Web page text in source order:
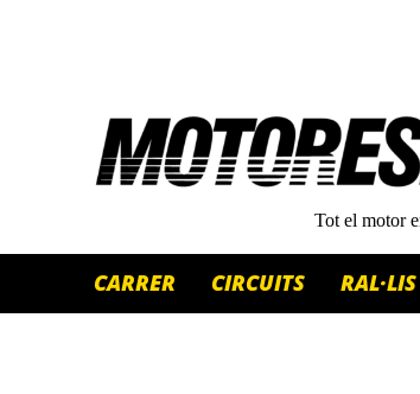
Tot el motor
CARRER CIRCUITS RAL·LIS